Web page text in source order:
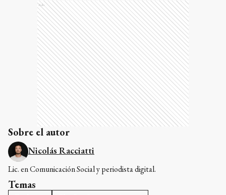
Ads
Sobre el autor
Nicolás Racciatti
Lic. en Comunicación Social y periodista digital.
Temas